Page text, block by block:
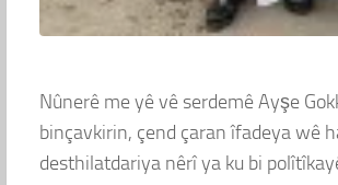
Nûnerê me yê vê serdemê Ayşe
binçavkirin, çend çaran îfadeya wê
desthilatdariya nêrî ya ku bi